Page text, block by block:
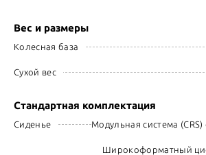
Вес и размеры
Колесная база
Сухой вес
Стандартная комплектация
Сиденье Модульная система
Широкоформатный